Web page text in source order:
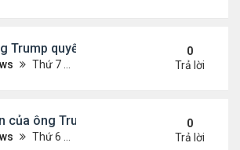
Trump quyết định không kích Iran
Thứ 7 Tháng 6 21, 2025 11:14 pm
0
Trả lời
của ông Trump khi lùi quyết định can
Thứ 6 Tháng 6 20, 2025 2:44 pm
0
Trả lời